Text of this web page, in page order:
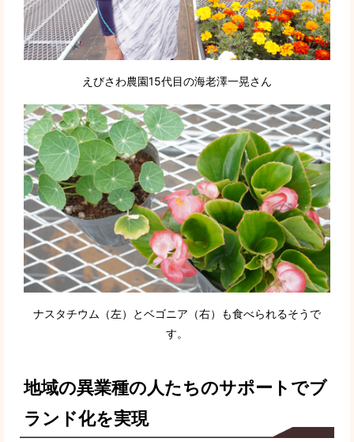
えびさわ農園15代目の海老澤一晃さん
ナスタチウム（左）とベゴニア（右）も食べられるそうで
す。
地域の異業種の人たちのサポートでブ
ランド化を実現